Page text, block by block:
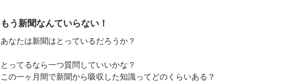
もう新聞なんていらない！
あなたは新聞はとっているだろうか？
とってるなら一つ質問していいかな？
この一ヶ月間で新聞から吸収した知識ってどのくらいある？